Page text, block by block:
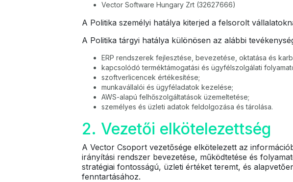
Vector Software Hungary Zrt (32627666)
A Politika személyi hatálya kiterjed a felsorolt
A Politika tárgyi hatálya különösen az alábbi
ERP rendszerek fejlesztése, bevezetése, oktatása és
kapcsolódó terméktámogatási és ügyfélszolgálati
szoftverlicencek értékesítése;
munkavállalói és ügyféladatok kezelése;
AWS-alapú felhőszolgáltatások üzemeltetése;
személyes és üzleti adatok feldolgozása és tárolása.
2. Vezetői elkötelezettség
A Vector Csoport vezetősége elkötelezett az
irányítási rendszer bevezetése, működtetése és
stratégiai fontosságú, üzleti értéket teremt, és
fenntartásához.